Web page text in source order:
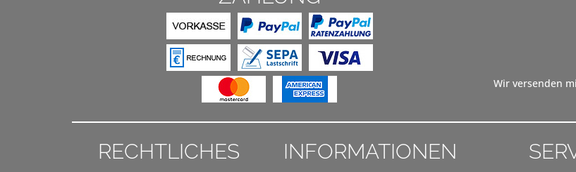
Wir versenden
RECHTLICHES INFORMATIONEN